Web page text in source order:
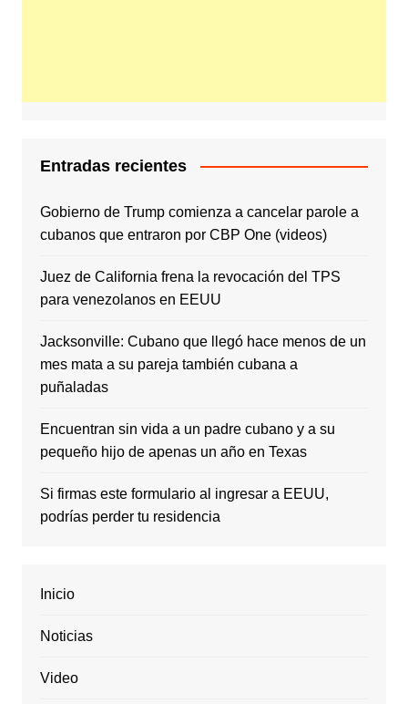
Entradas recientes
Gobierno de Trump comienza a cancelar parole a
cubanos que entraron por CBP One (videos)
Juez de California frena la revocación del TPS
para venezolanos en EEUU
Jacksonville: Cubano que llegó hace menos de un
mes mata a su pareja también cubana a
puñaladas
Encuentran sin vida a un padre cubano y a su
pequeño hijo de apenas un año en Texas
Si firmas este formulario al ingresar a EEUU,
podrías perder tu residencia
Inicio
Noticias
Video